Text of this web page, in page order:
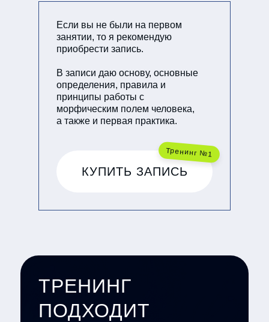
Если вы не были на первом
занятии, то я рекомендую
приобрести запись.
В записи даю основу, основные
определения, правила и
принципы работы с
морфическим полем человека,
а также и первая практика.
КУПИТЬ ЗАПИСЬ
Тренинг №1
ТРЕНИНГ
ПОДХОДИТ